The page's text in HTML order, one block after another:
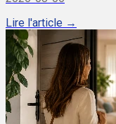
Lire l'article →